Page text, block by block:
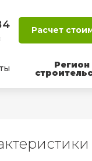
Расчет
Регион